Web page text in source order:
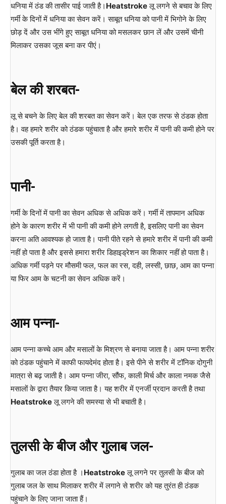
धनिया में ठंड की तासीर पाई जाती है। Heatstrokeलू लगने से बचाव के लिए
गर्मी के दिनों में धनिया का सेवन करें। साबूत धनिया को पानी में भिगोने के लिए
छोड़ दें और उस भींगे हुए साबूत धनिया को मसलकर छान लें और उसमें चीनी
मिलाकर उसका जूस बना कर पीएं।
बेल की शरबत-
लू से बचने के लिए बेल की शरबत का सेवन करें। बेल एक तरफ से ठंडक होता
है। वह हमारे शरीर को ठंडक पहुंचाता है और हमारे शरीर में पानी की कमी होने पर
उसकी पूर्ति करता है।
पानी-
गर्मी के दिनों में पानी का सेवन अधिक से अधिक करें। गर्मी में तापमान अधिक
होने के कारण शरीर में भी पानी की कमी होने लगती है, इसलिए पानी का सेवन
करना अति आवश्यक हो जाता है। पानी पीते रहने से हमारे शरीर में पानी की कमी
नहीं हो पाता है और इससे हमारा शरीर डिहाइड्रेशन का शिकार नहीं हो पाता है।
अधिक गर्मी पड़ने पर मौसमी फल, फल का रस, दही, लस्सी, छाछ, आम का पन्ना
या फिर आम के चटनी का सेवन अधिक करें।
आम पन्ना-
आम पन्ना कच्चे आम और मसालों के मिश्रण से बनाया जाता है। आम पन्ना शरीर
को ठंडक पहुंचाने में काफी फायदेमंद होता है। इसे पीने से शरीर में टॉनिक दोगुनी
मात्रा से बढ़ जाती है। आम पन्ना जीरा, सौंफ, काली मिर्च और काला नमक जैसे
मसालों के द्वारा तैयार किया जाता है। यह शरीर में एनर्जी प्रदान करती है तथा
Heatstrokeलू लगने की समस्या से भी बचाती है।
तुलसी के बीज और गुलाब जल-
गुलाब का जल ठंडा होता है । Heatstrokeलू लगने पर तुलसी के बीज को
गुलाब जल के साथ मिलाकर शरीर में लगाने से शरीर को यह तुरंत ही ठंडक
पहुंचाने के लिए जाना जाता हैं।